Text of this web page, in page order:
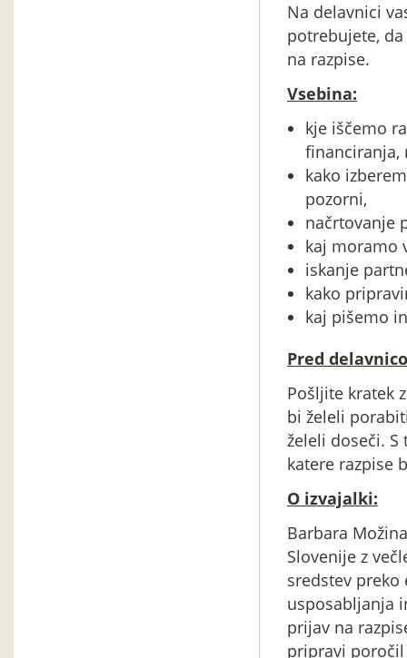
Na delavnici
potrebujete,
na razpise.
Vsebina:
kje iščemo
financiranja,
kako
pozorni,
načrtovanje
kaj moramo
iskanje
kako
kaj pišemo
Pred
Pošljite kratek
bi želeli
želeli doseči.
katere razpise
O izvajalki:
Barbara
Slovenije z
sredstev
usposabljanja
prijav na
pripravi